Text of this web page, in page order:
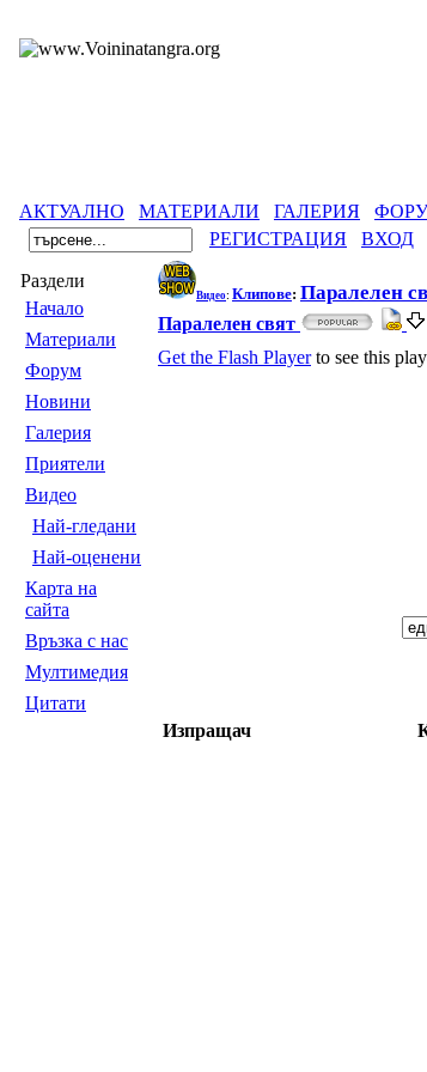
АКТУАЛНО МАТЕРИАЛИ ГАЛЕРИЯ
РЕГИСТРАЦИЯ
ВХОД
Раздели
Началo
Материали
Форум
Новини
Галерия
Приятели
Видео
Най-гледани
Най-оценени
Карта на
сайта
Връзка с нас
Мултимедия
Цитати
Видео: Клипове: Паралелен
Паралелен свят
Get the Flash Playerto see this
Изпращач